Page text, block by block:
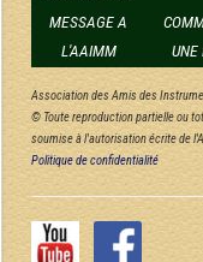
MESSAGE A
L'AAIMM
UNE
Association des Amis des
© Toute reproduction partielle ou
soumise à l'autorisation écrite de
Politique de confidentialité